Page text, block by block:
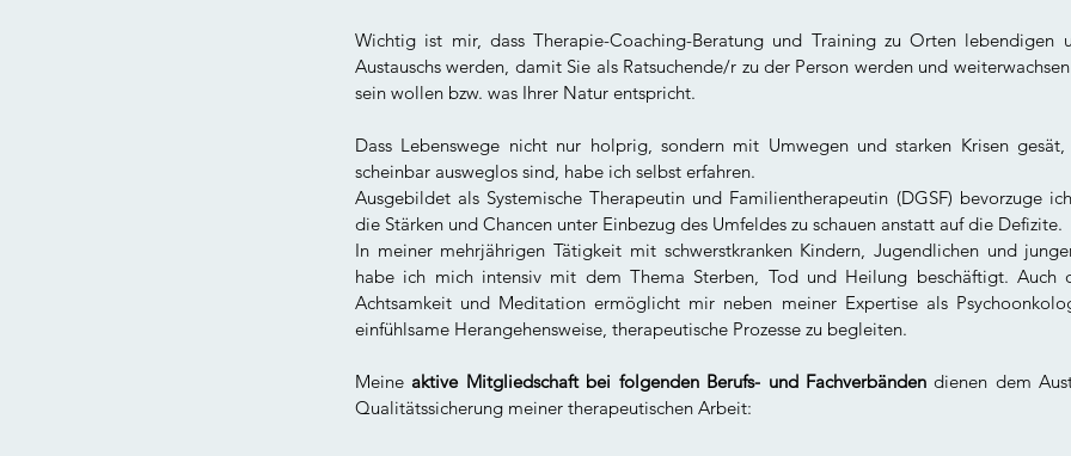
Wichtig ist mir, dass Therapie-Coaching-Beratung und Training zu Orten lebendigen
Austauschs werden, damit Sie als Ratsuchende/r zu der Person werden und
sein wollen bzw. was Ihrer Natur entspricht.
Dass Lebenswege nicht nur holprig, sondern mit Umwegen und starken Krisen
scheinbar ausweglos sind, habe ich selbst erfahren.
Ausgebildet als Systemische Therapeutin und Familientherapeutin (DGSF) bevorzuge
die Stärken und Chancen unter Einbezug des Umfeldes zu schauen anstatt auf die Defizite.
In meiner mehrjährigen Tätigkeit mit schwerstkranken Kindern, Jugendlichen und
habe ich mich intensiv mit dem Thema Sterben, Tod und Heilung beschäftigt. Auch
Achtsamkeit und Meditation ermöglicht mir neben meiner Expertise als
einfühlsame Herangehensweise, therapeutische Prozesse zu begleiten.
Meine aktive Mitgliedschaft bei folgenden Berufs- und Fachverbändendienen dem
Qualitätssicherung meiner therapeutischen Arbeit: